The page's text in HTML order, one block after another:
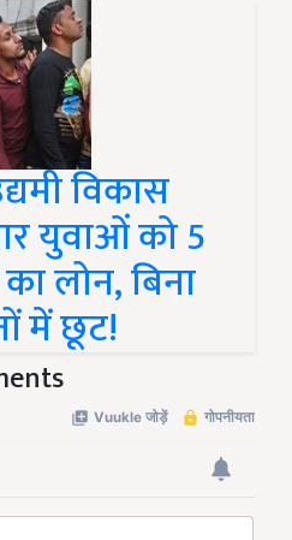
विकास
युवाओं को 5
लोन, बिना
में छूट!